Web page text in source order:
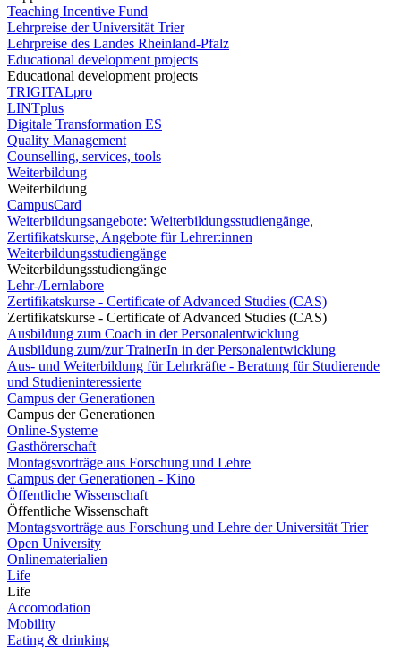
Teaching Incentive Fund
Lehrpreise der Universität Trier
Lehrpreise des Landes Rheinland-Pfalz
Educational development projects
Educational development projects
TRIGITALpro
LINTplus
Digitale Transformation ES
Quality Management
Counselling, services, tools
Weiterbildung
Weiterbildung
CampusCard
Weiterbildungsangebote: Weiterbildungsstudiengänge,
Zertifikatskurse, Angebote für Lehrer:innen
Weiterbildungsstudiengänge
Weiterbildungsstudiengänge
Lehr-/Lernlabore
Zertifikatskurse - Certificate of Advanced Studies (CAS)
Zertifikatskurse - Certificate of Advanced Studies (CAS)
Ausbildung zum Coach in der Personalentwicklung
Ausbildung zum/zur TrainerIn in der Personalentwicklung
Aus- und Weiterbildung für Lehrkräfte - Beratung für Studierende
und Studieninteressierte
Campus der Generationen
Campus der Generationen
Online-Systeme
Gasthörerschaft
Montagsvorträge aus Forschung und Lehre
Campus der Generationen - Kino
Öffentliche Wissenschaft
Öffentliche Wissenschaft
Montagsvorträge aus Forschung und Lehre der Universität Trier
Open University
Onlinematerialien
Life
Life
Accomodation
Mobility
Eating & drinking